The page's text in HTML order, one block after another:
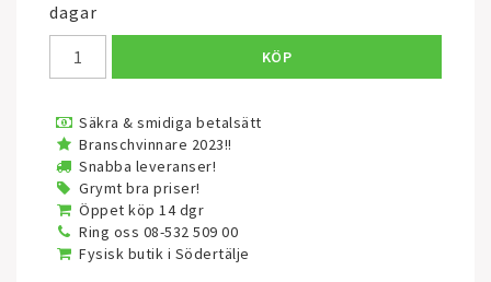
dagar
KÖP
Säkra & smidiga betalsätt
Branschvinnare 2023!!
Snabba leveranser!
Grymt bra priser!
Öppet köp 14 dgr
Ring oss 08-532 509 00
Fysisk butik i Södertälje